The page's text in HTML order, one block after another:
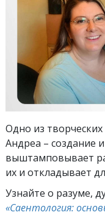
Одно из
Андреа – создание
выштамповывает
их и откладывает
Узнайте о разуме,
«Саентология: